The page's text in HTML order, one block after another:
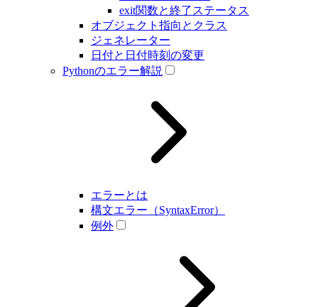
exit関数と終了ステータス
オブジェクト指向とクラス
ジェネレーター
日付と日付時刻の変更
Pythonのエラー解説
エラーとは
構文エラー（SyntaxError）
例外